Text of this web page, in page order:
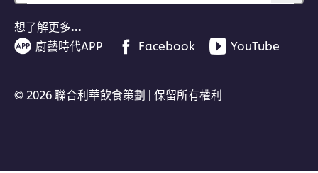
想了解更多…
廚藝時代APP
Facebook YouTube
© 2026 聯合利華飲食策劃 | 保留所有權利